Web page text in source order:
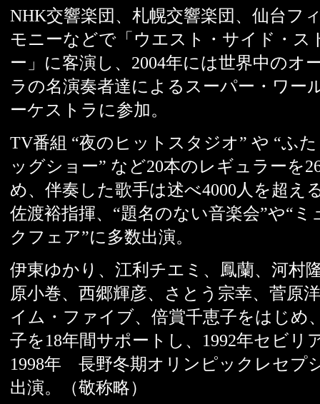
NHK交響楽団、札幌交響楽団、仙台フ
モニーなどで「ウエスト・サイド・ス
ー」に客演し、2004年には世界中のオ
ラの名演奏者達によるスーパー・ワー
ーケストラに参加。
TV番組 “夜のヒットスタジオ” や “ふ
ッグショー” など20本のレギュラーを
め、伴奏した歌手は述べ4000人を超え
佐渡裕指揮、“題名のない音楽会”や“ミ
クフェア”に多数出演。
伊東ゆかり、江利チエミ、鳳蘭、河村
原小巻、西郷輝彦、さとう宗幸、菅原
イム・ファイブ、倍賞千恵子をはじめ
子を18年間サポートし、1992年セビリ
1998年 長野冬期オリンピックレセプ
出演。（敬称略）